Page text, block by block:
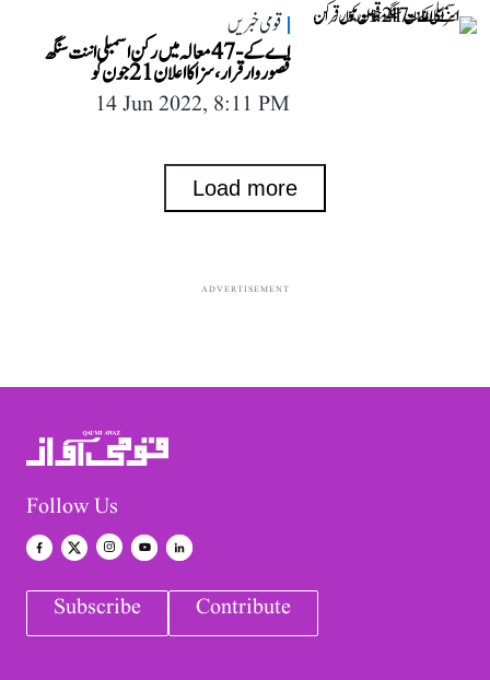
قومی خبریں
اے کے-47 معالہ میں رکن اسمبلی اننت سنگھ
قصوروار قرار، سزا کا اعلان 21 جون کو
14 Jun 2022, 8:11 PM
Load more
ADVERTISEMENT
Follow Us
Subscribe Contribute